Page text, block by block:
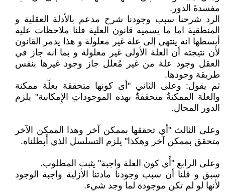
مفسدةَ الدور.
الرد شرحنا سبب وجودنا شرح مدعم بالأدلة العقلية و
المنطقية اما ما يسميه قانون العلية فلنا ملاحظات عليه
أبسطها انه ينتهي إلى علة غير معلولة و هذا يدمر القانون
لأن نتيجته أن العلة الأولى غير معلولة و بما انه جاز في
العقل وجود علة من غير مُعلل جاز وجود غيرها بنفس
طريقة وجودها.
ثم يقول: وعلى الثاني "أى كونها متحققة بعلّة ممكنة
والعلة الممكنةُ متحققةٌ بهذه الموجوداتِ الإِمكانية" يلزم
الدور المحال.
وعلى الثالث "أي تحققها بممكن آخر وهذا الممكن الآخر
متحقق بممكن آخر وهكذا" يلزم التسلسل الذي أَبطلناه.
وعلى الرابع "أَي كون العلة واجبة" يثبت المطلوب.
سبق و قلنا أن سبب وجودنا مادتنا الأزلية واجبة الوجود
لأنها لو لم تكن موجودة لما وجد شيء.